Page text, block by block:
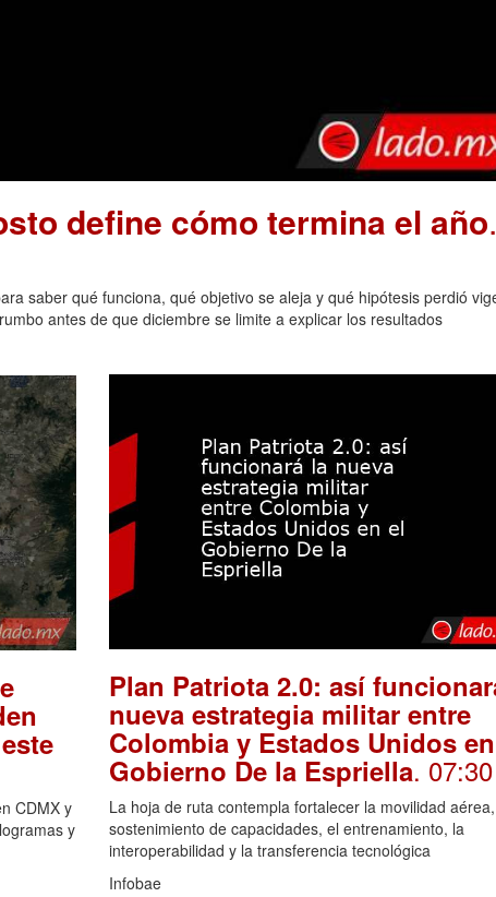
define cómo termina el año.
saber qué funciona, qué objetivo se aleja y qué hipótesis perdió
antes de que diciembre se limite a explicar los resultados
CDMX y
y
Plan Patriota 2.0: así
nueva estrategia militar entre
Colombia y Estados Unidos
Gobierno De la Espriella. 07:30
La hoja de ruta contempla fortalecer la movilidad
sostenimiento de capacidades, el entrenamiento, la
interoperabilidad y la transferencia tecnológica
Infobae